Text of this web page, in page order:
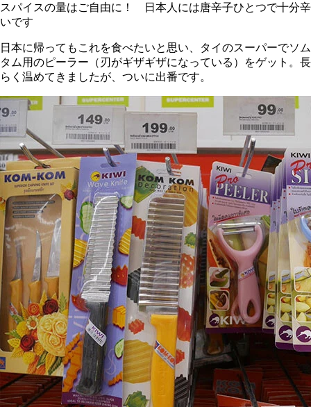
スパイスの量はご自由に！ 日本人には唐辛子ひとつで十分辛
いです
日本に帰ってもこれを食べたいと思い、タイのスーパーでソム
タム用のピーラー（刃がギザギザになっている）をゲット。長
らく温めてきましたが、ついに出番です。